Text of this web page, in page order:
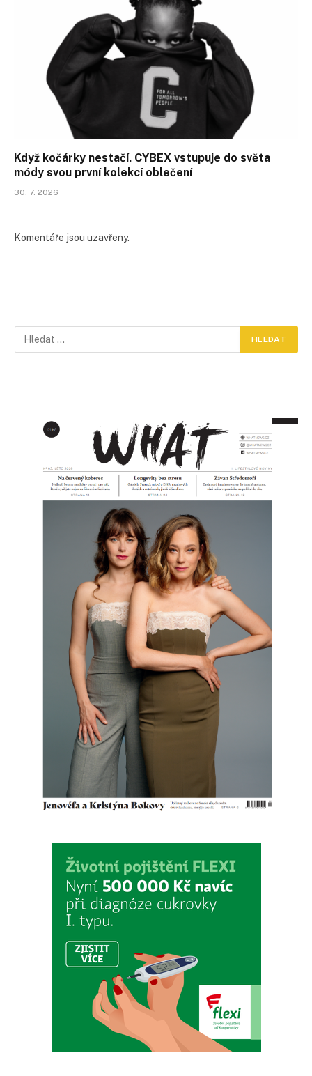
Když kočárky nestačí. CYBEX vstupuje do světa
módy svou první kolekcí oblečení
30. 7. 2026
Komentáře jsou uzavřeny.